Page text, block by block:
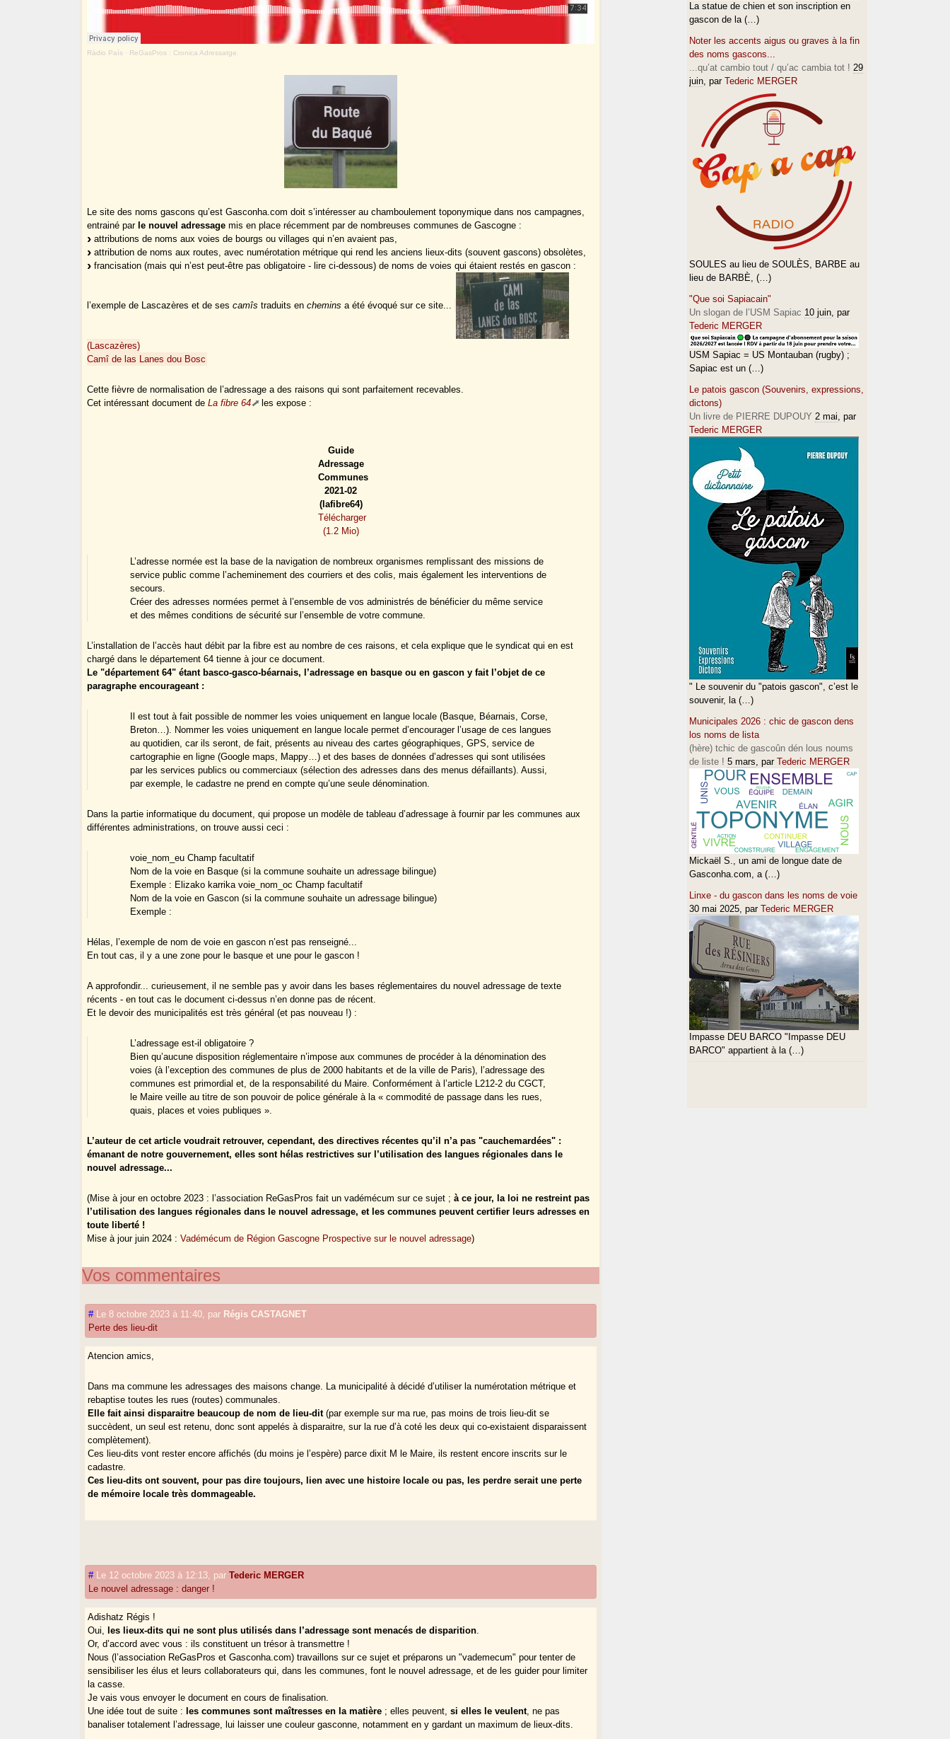
Ràdio País · ReGasPros : Cronica Adressatge.
Le site des noms gascons qu’est Gasconha.com doit s’intéresser au chamboulement toponymique dans nos campagnes,
entrainé par le nouvel adressage mis en place récemment par de nombreuses communes de Gascogne :
attributions de noms aux voies de bourgs ou villages qui n’en avaient pas,
attribution de noms aux routes, avec numérotation métrique qui rend les anciens lieux-dits (souvent gascons) obsolètes,
francisation (mais qui n’est peut-être pas obligatoire - lire ci-dessous) de noms de voies qui étaient restés en gascon :
l’exemple de Lascazères et de sescamîs traduits enchemins a été évoqué sur ce site...
(Lascazères)
Camî de las Lanes dou Bosc
Cette fièvre de normalisation de l’adressage a des raisons qui sont parfaitement recevables.
Cet intéressant document deLa fibre 64 les expose :
Guide
Adressage
Communes
2021-02
(lafibre64)
Télécharger
(1.2 Mio)
L’adresse normée est la base de la navigation de nombreux organismes remplissant des missions de
service public comme l’acheminement des courriers et des colis, mais également les interventions de
secours.
Créer des adresses normées permet à l’ensemble de vos administrés de bénéficier du même service
et des mêmes conditions de sécurité sur l’ensemble de votre commune.
L’installation de l’accès haut débit par la fibre est au nombre de ces raisons, et cela explique que le syndicat qui en est
chargé dans le département 64 tienne à jour ce document.
Le "département 64" étant basco-gasco-béarnais, l’adressage en basque ou en gascon y fait l’objet de ce
paragraphe encourageant :
Il est tout à fait possible de nommer les voies uniquement en langue locale (Basque, Béarnais, Corse,
Breton…). Nommer les voies uniquement en langue locale permet d’encourager l’usage de ces langues
au quotidien, car ils seront, de fait, présents au niveau des cartes géographiques, GPS, service de
cartographie en ligne (Google maps, Mappy…) et des bases de données d’adresses qui sont utilisées
par les services publics ou commerciaux (sélection des adresses dans des menus défaillants). Aussi,
par exemple, le cadastre ne prend en compte qu’une seule dénomination.
Dans la partie informatique du document, qui propose un modèle de tableau d’adressage à fournir par les communes aux
différentes administrations, on trouve aussi ceci :
voie_nom_eu Champ facultatif
Nom de la voie en Basque (si la commune souhaite un adressage bilingue)
Exemple : Elizako karrika voie_nom_oc Champ facultatif
Nom de la voie en Gascon (si la commune souhaite un adressage bilingue)
Exemple :
Hélas, l’exemple de nom de voie en gascon n’est pas renseigné...
En tout cas, il y a une zone pour le basque et une pour le gascon !
A approfondir... curieusement, il ne semble pas y avoir dans les bases réglementaires du nouvel adressage de texte
récents - en tout cas le document ci-dessus n’en donne pas de récent.
Et le devoir des municipalités est très général (et pas nouveau !) :
L’adressage est-il obligatoire ?
Bien qu’aucune disposition réglementaire n’impose aux communes de procéder à la dénomination des
voies (à l’exception des communes de plus de 2000 habitants et de la ville de Paris), l’adressage des
communes est primordial et, de la responsabilité du Maire. Conformément à l’article L212-2 du CGCT,
le Maire veille au titre de son pouvoir de police générale à la « commodité de passage dans les rues,
quais, places et voies publiques ».
L’auteur de cet article voudrait retrouver, cependant, des directives récentes qu’il n’a pas "cauchemardées" :
émanant de notre gouvernement, elles sont hélas restrictives sur l’utilisation des langues régionales dans le
nouvel adressage...
(Mise à jour en octobre 2023 : l’association ReGasPros fait un vadémécum sur ce sujet ;à ce jour, la loi ne restreint pas
l’utilisation des langues régionales dans le nouvel adressage, et les communes peuvent certifier leurs adresses en
toute liberté !
Mise à jour juin 2024 :Vadémécum de Région Gascogne Prospective sur le nouvel adressage)
Vos commentaires
# Le 8 octobre 2023 à 11:40 par Régis CASTAGNET
Perte des lieu-dit
Atencion amics,
Dans ma commune les adressages des maisons change. La municipalité à décidé d’utiliser la numérotation métrique et
rebaptise toutes les rues (routes) communales.
Elle fait ainsi disparaitre beaucoup de nom de lieu-dit(par exemple sur ma rue, pas moins de trois lieu-dit se
succèdent, un seul est retenu, donc sont appelés à disparaitre, sur la rue d’à coté les deux qui co-existaient disparaissent
complètement).
Ces lieu-dits vont rester encore affichés (du moins je l’espère) parce dixit M le Maire, ils restent encore inscrits sur le
cadastre.
Ces lieu-dits ont souvent, pour pas dire toujours, lien avec une histoire locale ou pas, les perdre serait une perte
de mémoire locale très dommageable.
# Le 12 octobre 2023 à 12:13 parTederic MERGER
Le nouvel adressage : danger !
Adishatz Régis !
Oui,les lieux-dits qui ne sont plus utilisés dans l’adressage sont menacés de disparition
Or, d’accord avec vous : ils constituent un trésor à transmettre !
Nous (l’association ReGasPros et Gasconha.com) travaillons sur ce sujet et préparons un "vademecum" pour tenter de
sensibiliser les élus et leurs collaborateurs qui, dans les communes, font le nouvel adressage, et de les guider pour limiter
la casse.
Je vais vous envoyer le document en cours de finalisation.
Une idée tout de suite :les communes sont maîtresses en la matière ; elles peuvent,si elles le veulent, ne pas
banaliser totalement l’adressage, lui laisser une couleur gasconne, notamment en y gardant un maximum de lieux-dits.
La statue de chien et son inscription en
gascon de la (…)
Noter les accents aigus ou graves à la fin
des noms gascons...
...qu’at cambio tout / qu’ac cambia tot ! 29
juin, par Tederic MERGER
SOULES au lieu de SOULÈS, BARBE au
lieu de BARBÈ, (…)
"Que soi Sapiacain"
Un slogan de l’USM Sapiac 10 juin, par
Tederic MERGER
USM Sapiac = US Montauban (rugby) ;
Sapiac est un (…)
Le patois gascon (Souvenirs, expressions,
dictons)
Un livre de PIERRE DUPOUY 2 mai, par
Tederic MERGER
" Le souvenir du "patois gascon", c’est le
souvenir, la (…)
Municipales 2026 : chic de gascon dens
los noms de lista
(hère) tchic de gascoûn dén lous noums
de liste ! 5 mars, par Tederic MERGER
Mickaël S., un ami de longue date de
Gasconha.com, a (…)
Linxe - du gascon dans les noms de voie
30 mai 2025, par Tederic MERGER
Impasse DEU BARCO "Impasse DEU
BARCO" appartient à la (…)